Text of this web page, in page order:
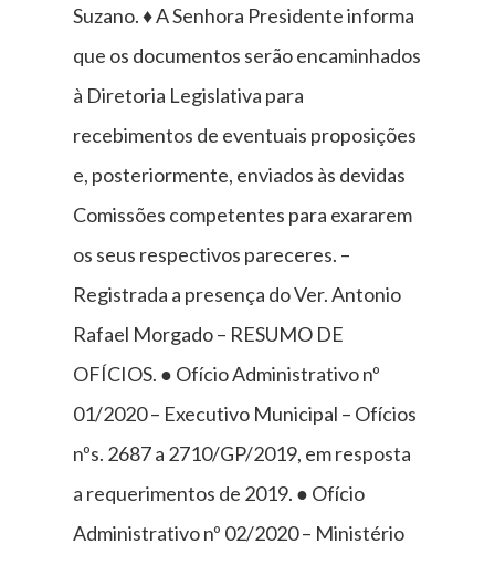
Suzano. ♦ A Senhora Presidente informa
que os documentos serão encaminhados
à Diretoria Legislativa para
recebimentos de eventuais proposições
e, posteriormente, enviados às devidas
Comissões competentes para exararem
os seus respectivos pareceres. –
Registrada a presença do Ver. Antonio
Rafael Morgado – RESUMO DE
OFÍCIOS. ● Ofício Administrativo nº
01/2020 – Executivo Municipal – Ofícios
nºs. 2687 a 2710/GP/2019, em resposta
a requerimentos de 2019. ● Ofício
Administrativo nº 02/2020 – Ministério